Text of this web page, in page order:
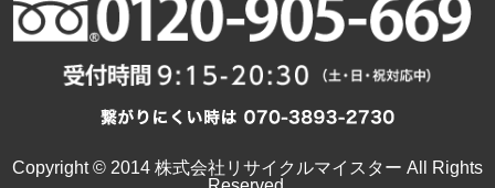
Copyright © 2014 株式会社リサイクルマイスター All Rights